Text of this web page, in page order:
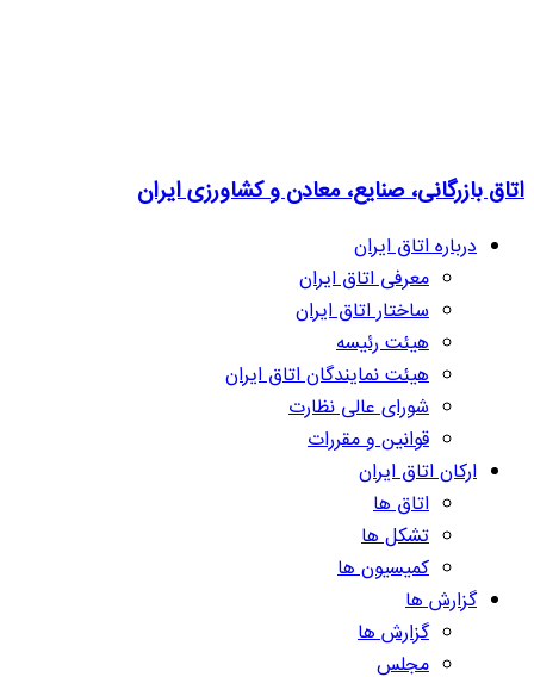
اتاق بازرگانی، صنایع، معادن و کشاورزی ایران
درباره اتاق ایران
معرفی اتاق ایران
ساختار اتاق ایران
هیئت رئیسه
هیئت نمایندگان اتاق ایران
شورای عالی نظارت
قوانین و مقررات
ارکان اتاق ایران
اتاق ها
تشکل ها
کمیسیون ها
گزارش ها
گزارش ها
مجلس